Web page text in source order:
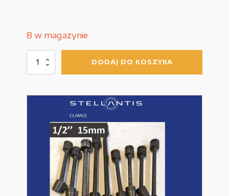
WYPRZEDAŻE
Zamówienie
Regulamin sklepu
Polityka Prywatności
8 w magazynie
ilość
Nasadka
mm
przegubem
DODAJ DO KOSZYKA